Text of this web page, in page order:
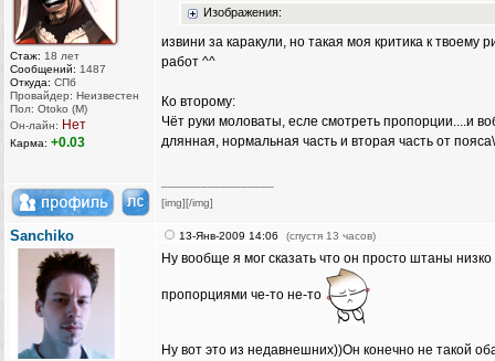
Стаж: 18 лет
Сообщений: 1487
Откуда: СПб
Провайдер: Неизвестен
Пол: Otoko (M)
Он-лайн: Нет
Карма: +0.03
Изображения:
извини за каракули, но такая моя критика к твоему
работ ^^
Ко второму:
Чёт руки моловаты, есле смотреть пропорции....и
длянная, нормальная часть и вторая часть от
[img][/img]
Sanchiko 13-Янв-2009 14:06 (спустя 13 часов)
Ну вообще я мог сказать что он просто штаны
пропорциями че-то не-то
Ну вот это из недавнешних))Он конечно не такой